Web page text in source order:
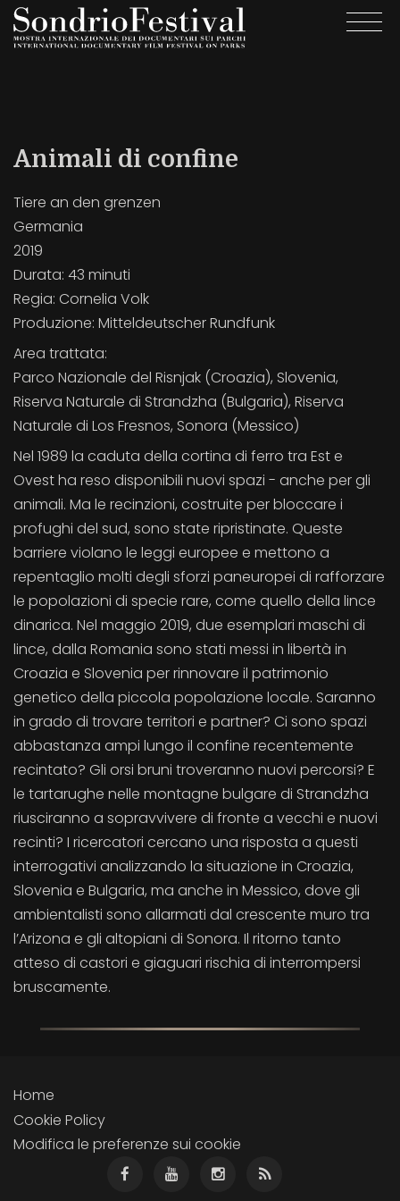
Skip
to
Animali di confine
Tiere an den grenzen
Germania
2019
Durata: 43 minuti
Regia: Cornelia Volk
Produzione: Mitteldeutscher Rundfunk
Area trattata:
Parco Nazionale del Risnjak (Croazia), Slovenia,
Riserva Naturale di Strandzha (Bulgaria), Riserva
Naturale di Los Fresnos, Sonora (Messico)
Nel 1989 la caduta della cortina di ferro tra Est e
Ovest ha reso disponibili nuovi spazi - anche per gli
animali. Ma le recinzioni, costruite per bloccare i
profughi del sud, sono state ripristinate. Queste
barriere violano le leggi europee e mettono a
repentaglio molti degli sforzi paneuropei di rafforzare
le popolazioni di specie rare, come quello della lince
dinarica. Nel maggio 2019, due esemplari maschi di
lince, dalla Romania sono stati messi in libertà in
Croazia e Slovenia per rinnovare il patrimonio
genetico della piccola popolazione locale. Saranno
in grado di trovare territori e partner? Ci sono spazi
abbastanza ampi lungo il confine recentemente
recintato? Gli orsi bruni troveranno nuovi percorsi? E
le tartarughe nelle montagne bulgare di Strandzha
riusciranno a sopravvivere di fronte a vecchi e nuovi
recinti? I ricercatori cercano una risposta a questi
interrogativi analizzando la situazione in Croazia,
Slovenia e Bulgaria, ma anche in Messico, dove gli
ambientalisti sono allarmati dal crescente muro tra
l’Arizona e gli altopiani di Sonora. Il ritorno tanto
atteso di castori e giaguari rischia di interrompersi
bruscamente.
Home
Cookie Policy
Modifica le preferenze sui cookie